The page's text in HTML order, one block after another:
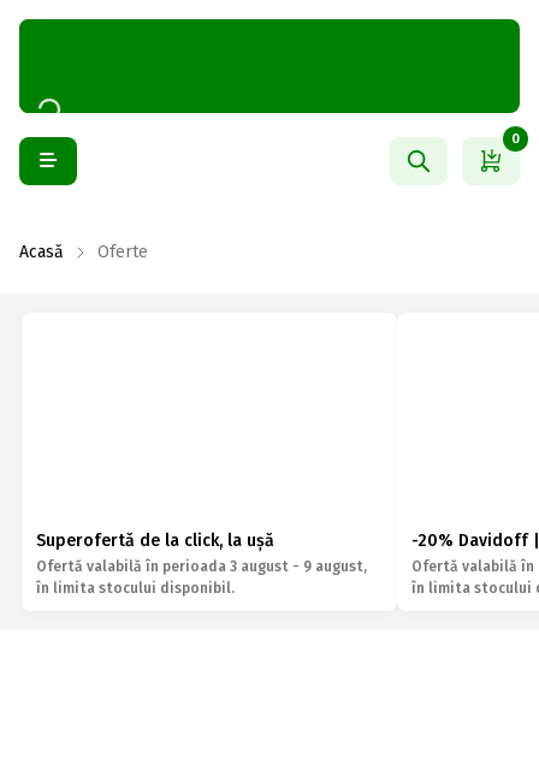
0
Acasă Oferte
Superofertă de la click, la ușă
Ofertă valabilă în perioada 3 august - 9 august,
în limita stocului disponibil.
-20% Davidoff
Ofertă valabilă în
în limita stocului